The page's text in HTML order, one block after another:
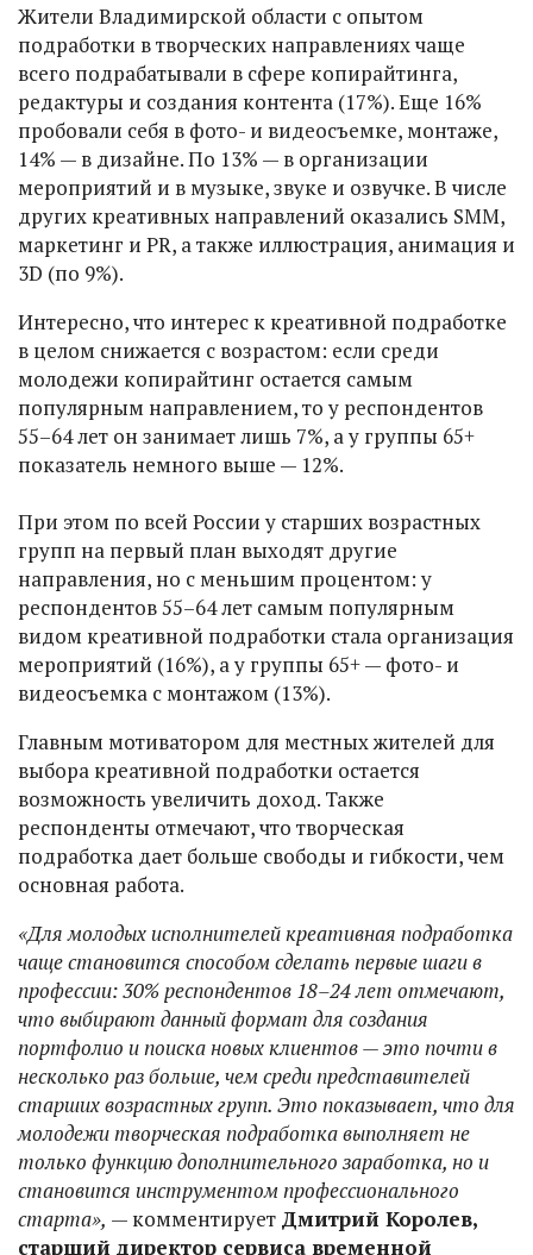
Жители Владимирской области с опытом
подработки в творческих направлениях чаще
всего подрабатывали в сфере копирайтинга,
редактуры и создания контента (17%). Еще 16%
пробовали себя в фото- и видеосъемке, монтаже,
14% — в дизайне. По 13% — в организации
мероприятий и в музыке, звуке и озвучке. В числе
других креативных направлений оказались SMM,
маркетинг и PR, а также иллюстрация, анимация и
3D (по 9%).
Интересно, что интерес к креативной подработке
в целом снижается с возрастом: если среди
молодежи копирайтинг остается самым
популярным направлением, то у респондентов
55–64 лет он занимает лишь 7%, а у группы 65+
показатель немного выше — 12%.
При этом по всей России у старших возрастных
групп на первый план выходят другие
направления, но с меньшим процентом: у
респондентов 55–64 лет самым популярным
видом креативной подработки стала организация
мероприятий (16%), а у группы 65+ — фото- и
видеосъемка с монтажом (13%).
Главным мотиватором для местных жителей для
выбора креативной подработки остается
возможность увеличить доход. Также
респонденты отмечают, что творческая
подработка дает больше свободы и гибкости, чем
основная работа.
«Для молодых исполнителей креативная подработка
чаще становится способом сделать первые шаги в
профессии: 30% респондентов 18–24 лет отмечают,
что выбирают данный формат для создания
портфолио и поиска новых клиентов — это почти в
несколько раз больше, чем среди представителей
старших возрастных групп. Это показывает, что для
молодежи творческая подработка выполняет не
только функцию дополнительного заработка, но и
становится инструментом профессионального
старта», — комментирует Дмитрий Королев,
старший директор сервиса временной